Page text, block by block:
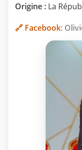
Origine : La
🔗 Facebook: